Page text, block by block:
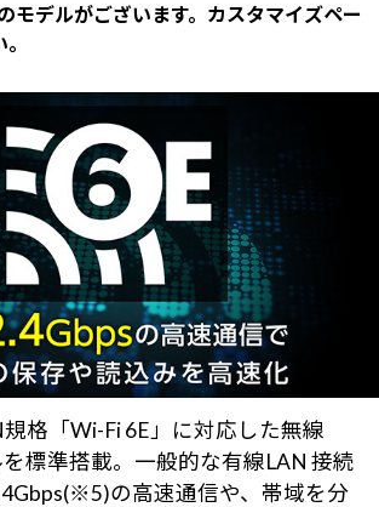
モデルがございます。カスタマイズペー
格「Wi-Fi 6E」に対応した無線
標準搭載。一般的な有線LAN 接続
の高速通信や、帯域を分